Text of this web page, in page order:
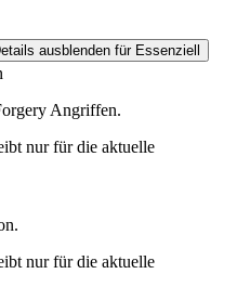
ausblenden für Essenziell
Angriffen.
nur für die aktuelle
nur für die aktuelle